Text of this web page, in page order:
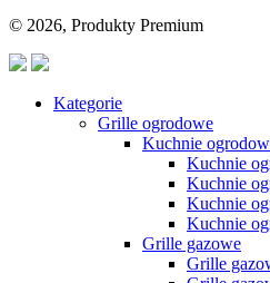
© 2026, Produkty Premium
Kategorie
Grille ogrodowe
Kuchnie
Kuchnie
Kuchnie
Kuchnie
Kuchnie
Grille gazowe
Grille